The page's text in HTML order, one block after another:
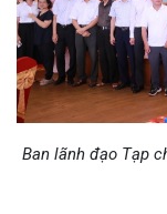
Ban lãnh đạo Tạp